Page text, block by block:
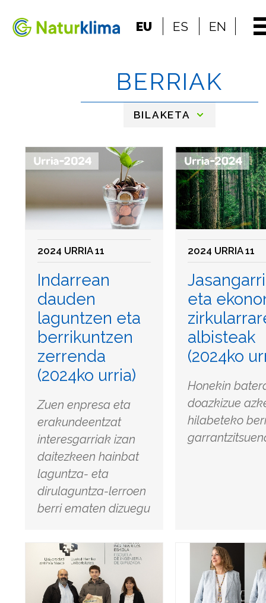
Edukietara jo
EU ES EN
BERRIAK
BILAKETA
2024 URRIA 11
Indarrean
dauden
laguntzen eta
berrikuntzen
zerrenda
(2024ko urria)
Zuen enpresa eta
erakundeentzat
interesgarriak izan
daitezkeen hainbat
laguntza- eta
dirulaguntza-lerroen
berri ematen dizuegu
2024 URRIA 11
eta
albisteak
(2024ko
Honekin
doazkizue
hilabeteko